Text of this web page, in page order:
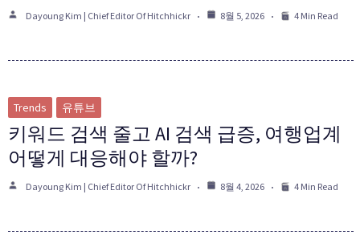
Dayoung Kim | Chief Editor Of Hitchhickr 8월 5, 2026 4 Min Read
Trends 유튜브
키워드 검색 줄고 AI 검색 급증, 여행업계
어떻게 대응해야 할까?
Dayoung Kim | Chief Editor Of Hitchhickr 8월 4, 2026 4 Min Read